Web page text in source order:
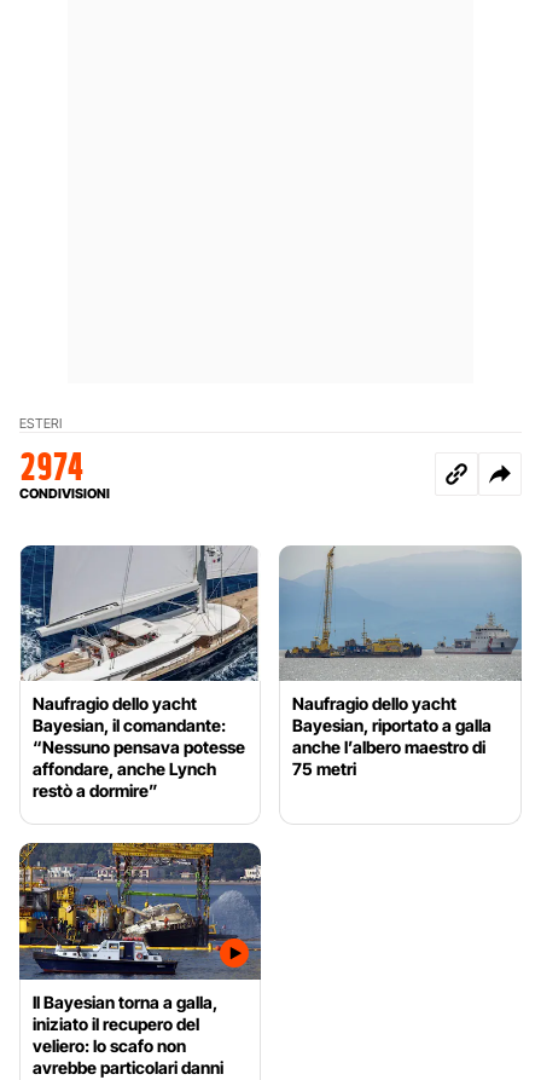
ESTERI
2974
CONDIVISIONI
Naufragio dello yacht
Bayesian, il comandante:
“Nessuno pensava potesse
affondare, anche Lynch
restò a dormire”
Naufragio dello yacht
Bayesian, riportato a galla
anche l’albero maestro di
75 metri
Il Bayesian torna a galla,
iniziato il recupero del
veliero: lo scafo non
avrebbe particolari danni